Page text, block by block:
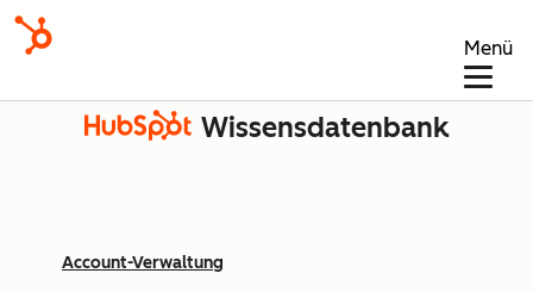
Menü
Wissensdatenbank
Account-Verwaltung